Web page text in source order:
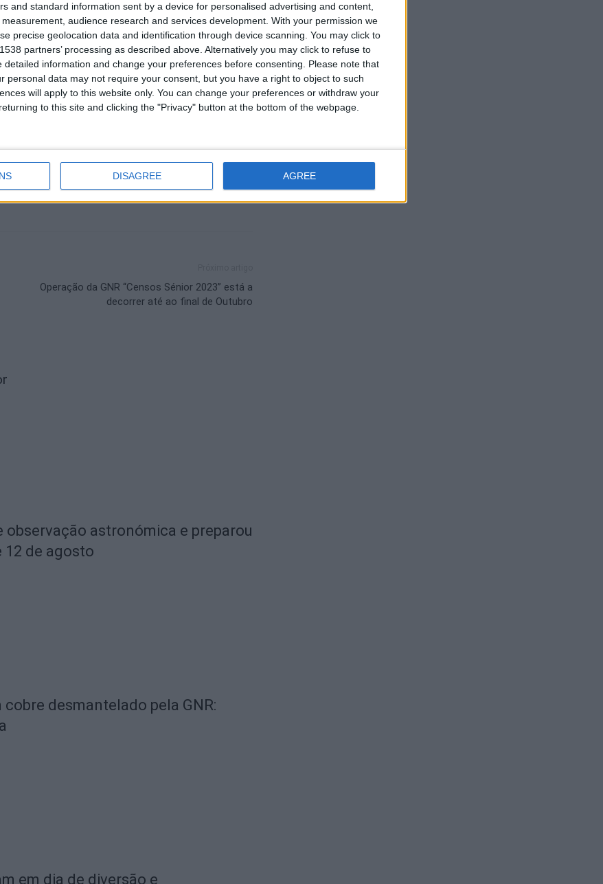
and standard information sent by a device for personalised advertising and content,
audience research and services development. With your permission we
precise geolocation data and identification through device scanning. You may click to
partners’ processing as described above. Alternatively you may click to refuse to
information and change your preferences before consenting.
Please note that
personal data may not require your consent, but you have a right to object to such
will apply to this website only. You can change your preferences or withdraw your
to this site and clicking the "Privacy" button at the bottom of the webpage.
DISAGREE AGREE
de 49 anos e os factos foram comunicados
objetivo principal deste tipo de ações é garantir o
visando essencialmente o combate à
artigos contrafeitos.
Operação da GNR “Censos Sénior 2023” está a
decorrer até ao final de Outubro
astronómica e preparou
12 de agosto
desmantelado pela GNR:
em dia de diversão e